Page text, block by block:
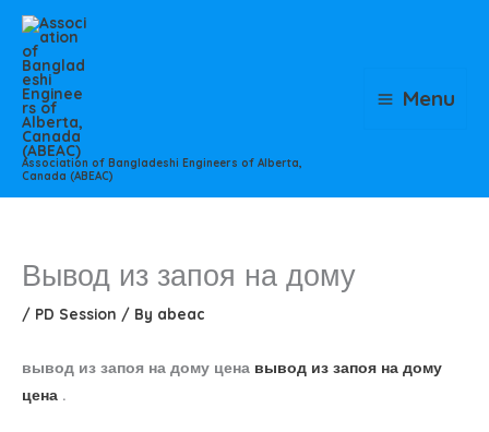
Skip
content
Association of Bangladeshi Engineers of Alberta,
Canada (ABEAC)
Menu
Вывод из запоя на дому
/ PD Session / By abeac
вывод из запоя на дому цена вывод из запоя на дому
цена .